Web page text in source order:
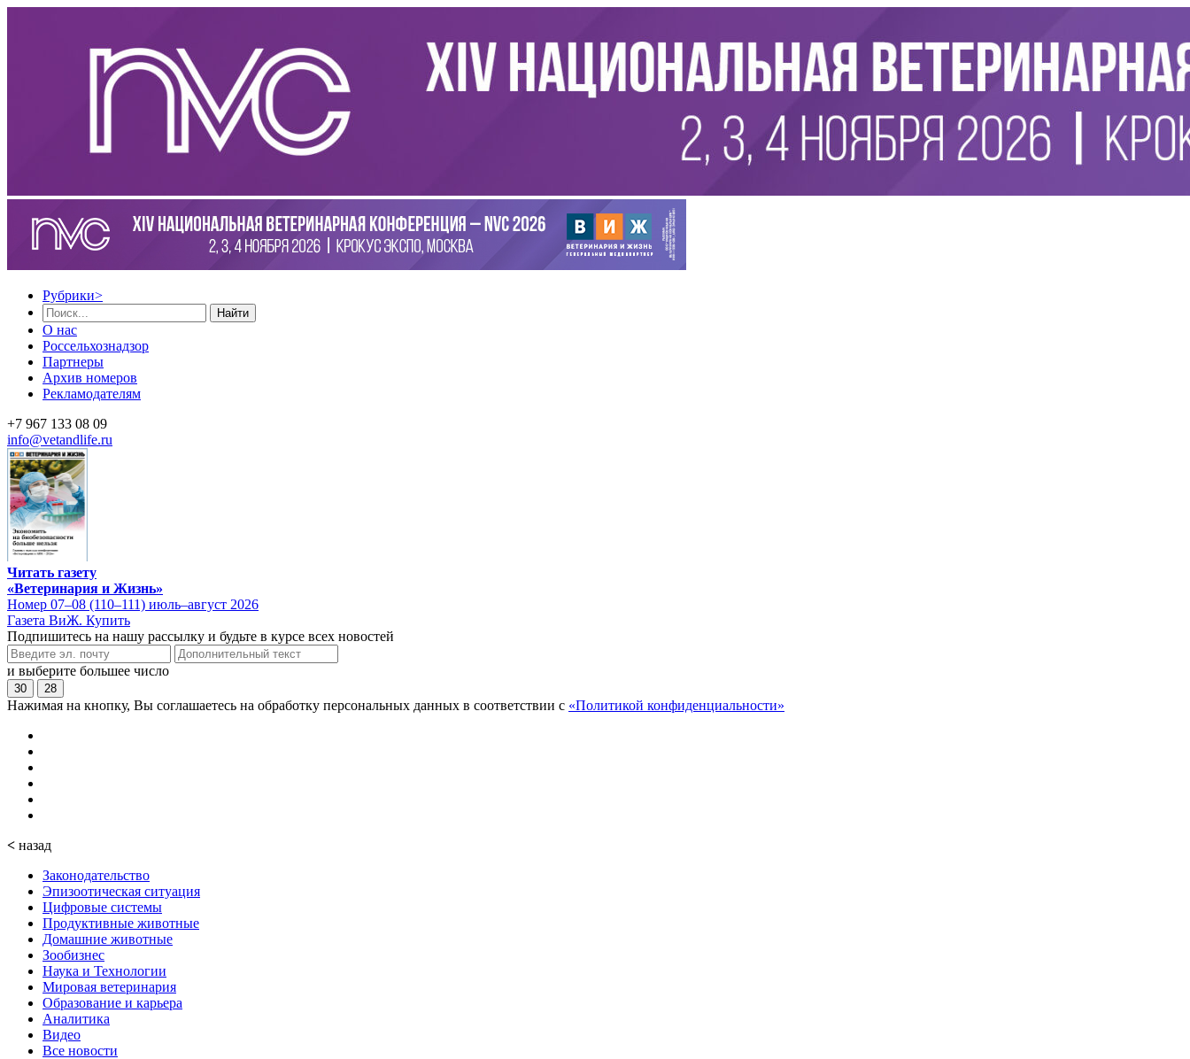
Рубрики>
Найти
О нас
Россельхознадзор
Партнеры
Архив номеров
Рекламодателям
+7 967 133 08 09
info@vetandlife.ru
Читать газету
«Ветеринария и Жизнь»
Номер 07–08 (110–111) июль–август 2026
Газета ВиЖ. Купить
Подпишитесь на нашу рассылку и будьте в курсе всех новостей
и выберите большее число
30 28
Нажимая на кнопку, Вы соглашаетесь на обработку персональных данных в соответствии с «Политикой конфиденциальности»
< назад
Законодательство
Эпизоотическая ситуация
Цифровые системы
Продуктивные животные
Домашние животные
Зообизнес
Наука и Технологии
Мировая ветеринария
Образование и карьера
Аналитика
Видео
Все новости